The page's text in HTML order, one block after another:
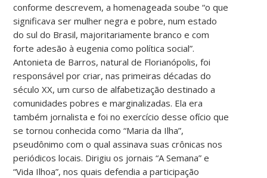
conforme descrevem, a homenageada soube “o que
significava ser mulher negra e pobre, num estado
do sul do Brasil, majoritariamente branco e com
forte adesão à eugenia como política social”.
Antonieta de Barros, natural de Florianópolis, foi
responsável por criar, nas primeiras décadas do
século XX, um curso de alfabetização destinado a
comunidades pobres e marginalizadas. Ela era
também jornalista e foi no exercício desse ofício que
se tornou conhecida como “Maria da Ilha”,
pseudônimo com o qual assinava suas crônicas nos
periódicos locais. Dirigiu os jornais “A Semana” e
“Vida Ilhoa”, nos quais defendia a participação